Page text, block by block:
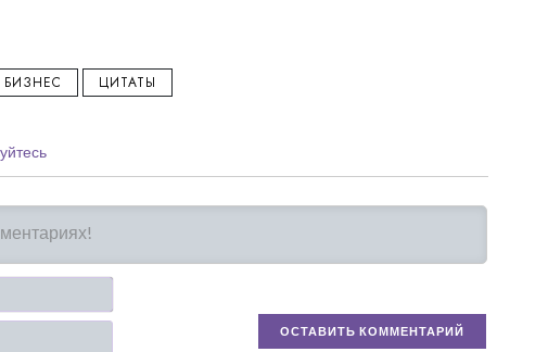
БИЗНЕС ЦИТАТЫ
Имя*
Email